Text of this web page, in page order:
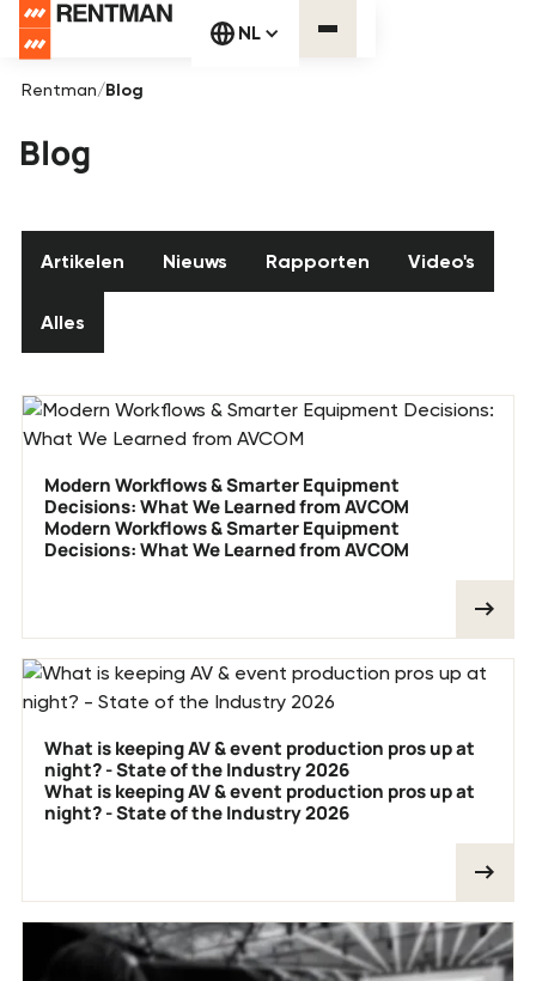
NL
Rentman/Blog
Blog
Artikelen Nieuws Rapporten Video's
Alles
Modern Workflows & Smarter Equipment
Decisions: What We Learned from AVCOM
Modern Workflows & Smarter Equipment
Decisions: What We Learned from AVCOM
What is keeping AV & event production pros up at
night? - State of the Industry 2026
What is keeping AV & event production pros up at
night? - State of the Industry 2026